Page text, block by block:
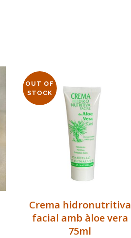
Crema hidronutritiva
facial amb àloe vera
75ml
OUT OF
STOCK